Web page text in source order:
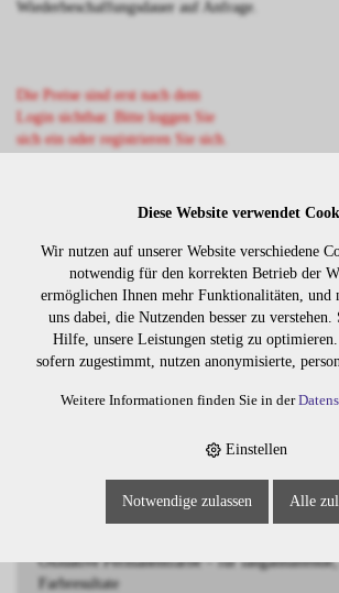
Wiederbeschaffungsdauer auf Anfrage.
Die Preise sind erst nach dem
Login sichtbar. Bitte loggen Sie
sich ein oder registrieren Sie sich.
BESCHREIBUNG
Majirel 4 Mittelbraun
Majirel ist eine hochwertige oxidative
Professionnel, die für intensive Farbergebnisse
pflegende Schönheitscreme und enthält die
stärken und schützen. Das Ergebnis:
Oxidative Permanentfarbe – für
Farbresultate
Diese Website verwendet
Wir nutzen auf unserer Website verschiedene
notwendig für den korrekten Betrieb der
ermöglichen Ihnen mehr Funktionalitäten, und
uns dabei, die Nutzenden besser zu verstehen.
Hilfe, unsere Leistungen stetig zu
sofern zugestimmt, nutzen anonymisierte,
Weitere Informationen finden Sie in der
Einstellen
Notwendige zulassen Alle